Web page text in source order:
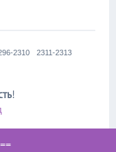
2310 2311-2313
!